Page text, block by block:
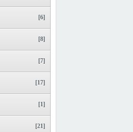
[6]
[8]
[7]
[17]
[1]
[21]